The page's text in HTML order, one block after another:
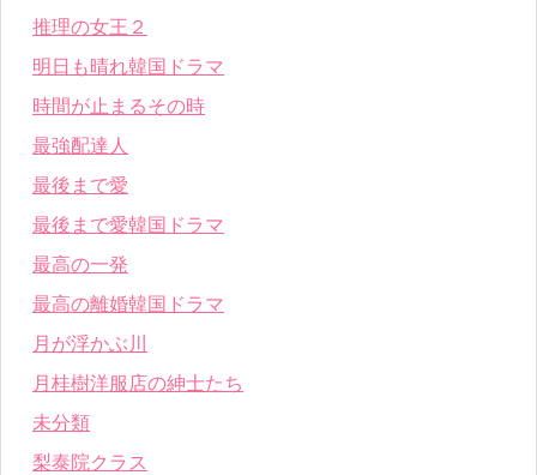
推理の女王２
明日も晴れ韓国ドラマ
時間が止まるその時
最強配達人
最後まで愛
最後まで愛韓国ドラマ
最高の一発
最高の離婚韓国ドラマ
月が浮かぶ川
月桂樹洋服店の紳士たち
未分類
梨泰院クラス